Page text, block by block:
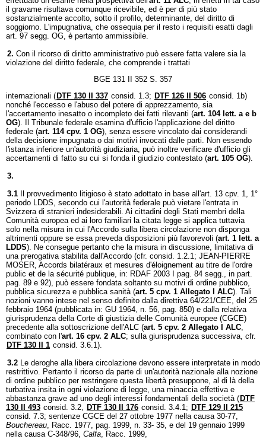
il gravame risultava comunque ricevibile, ed è per di più stato
sostanzialmente accolto, sotto il profilo, determinante, del diritto di
soggiorno. L'impugnativa, che ossequia per il resto i requisiti esatti dagli
art. 97 segg. OG, è pertanto ammissibile.
2. Con il ricorso di diritto amministrativo può essere fatta valere sia la
violazione del diritto federale, che comprende i trattati
BGE 131 II 352 S. 357
internazionali ( DTF 130 II 337 consid. 1.3; DTF 126 II 506 consid. 1b)
nonché l'eccesso e l'abuso del potere di apprezzamento, sia
l'accertamento inesatto o incompleto dei fatti rilevanti (art. 104 lett. a e b
OG). Il Tribunale federale esamina d'ufficio l'applicazione del diritto
federale (art. 114 cpv. 1 OG), senza essere vincolato dai considerandi
della decisione impugnata o dai motivi invocati dalle parti. Non essendo
l'istanza inferiore un'autorità giudiziaria, può inoltre verificare d'ufficio gli
accertamenti di fatto su cui si fonda il giudizio contestato (art. 105 OG).
3.
3.1
Il provvedimento litigioso è stato adottato in base all'art. 13 cpv. 1, 1°
periodo LDDS, secondo cui l'autorità federale può vietare l'entrata in
Svizzera di stranieri indesiderabili. Ai cittadini degli Stati membri della
Comunità europea ed ai loro familiari la citata legge si applica tuttavia
solo nella misura in cui l'Accordo sulla libera circolazione non disponga
altrimenti oppure se essa preveda disposizioni più favorevoli (art. 1 lett. a
LDDS). Ne consegue pertanto che la misura in discussione, limitativa di
una prerogativa stabilita dall'Accordo (cfr. consid. 1.2.1; JEAN-PIERRE
MOSER, Accords bilatéraux et mesures d'éloignement au titre de l'ordre
public et de la sécurité publique, in: RDAF 2003 I pag. 84 segg., in part.
pag. 89 e 92), può essere fondata soltanto su motivi di ordine pubblico,
pubblica sicurezza e pubblica sanità (art. 5 cpv. 1 Allegato I ALC). Tali
nozioni vanno intese nel senso definito dalla direttiva 64/221/CEE, del 25
febbraio 1964 (pubblicata in: GU 1964, n. 56, pag. 850) e dalla relativa
giurisprudenza della Corte di giustizia delle Comunità europee (CGCE)
precedente alla sottoscrizione dell'ALC (art. 5 cpv. 2 Allegato I ALC,
combinato con l'art. 16 cpv. 2 ALC; sulla giurisprudenza successiva, cfr.
DTF 130 II 1 consid. 3.6.1).
3.2 Le deroghe alla libera circolazione devono essere interpretate in modo
restrittivo. Pertanto il ricorso da parte di un'autorità nazionale alla nozione
di ordine pubblico per restringere questa libertà presuppone, al di là della
turbativa insita in ogni violazione di legge, una minaccia effettiva e
abbastanza grave ad uno degli interessi fondamentali della società ( DTF
130 II 493 consid. 3.2, DTF 130 II 176 consid. 3.4.1; DTF 129 II 215
consid. 7.3; sentenze CGCE del 27 ottobre 1977 nella causa 30-77,
Bouchereau, Racc. 1977, pag. 1999, n. 33- 35, e del 19 gennaio 1999
nella causa C-348/96, Calfa, Racc. 1999,